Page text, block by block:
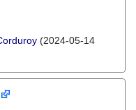
(2024-05-14